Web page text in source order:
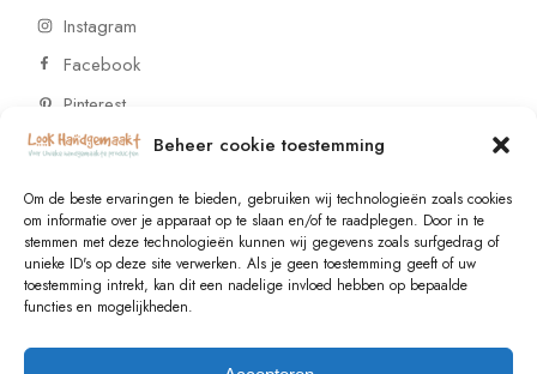
Beheer cookie toestemming
Om de beste ervaringen te bieden, gebruiken wij technologieën zoals cookies
om informatie over je apparaat op te slaan en/of te raadplegen. Door in te
stemmen met deze technologieën kunnen wij gegevens zoals surfgedrag of
unieke ID's op deze site verwerken. Als je geen toestemming geeft of uw
toestemming intrekt, kan dit een nadelige invloed hebben op bepaalde
functies en mogelijkheden.
Instagram
Facebook
Pinterest
CONTACT
Vragen of wensen? Neem contact op!
+31 (0)6 229 021 29